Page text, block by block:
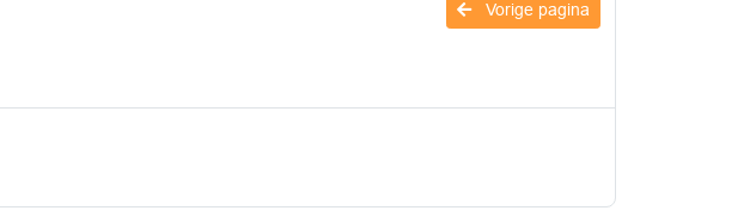
Vorige pagina